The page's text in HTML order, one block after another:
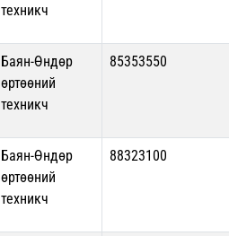
техникч
Баян-Өндөр
өртөөний
техникч
85353550
Баян-Өндөр
өртөөний
техникч
88323100